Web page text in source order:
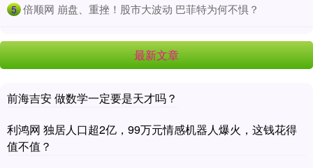
5 ​倍顺网 崩盘、重挫！股市大波动 巴菲特为何不惧？
最新文章
前海吉安 做数学一定要是天才吗？
利鸿网 独居人口超2亿，99万元情感机器人爆火，这钱花得
值不值？